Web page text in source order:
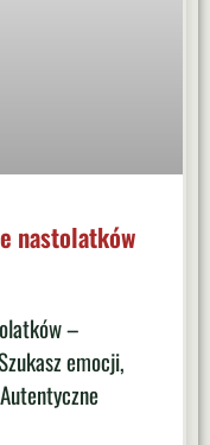
nastolatków
–
emocji,